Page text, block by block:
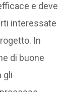
e deve
interessate
In
di buone
gli